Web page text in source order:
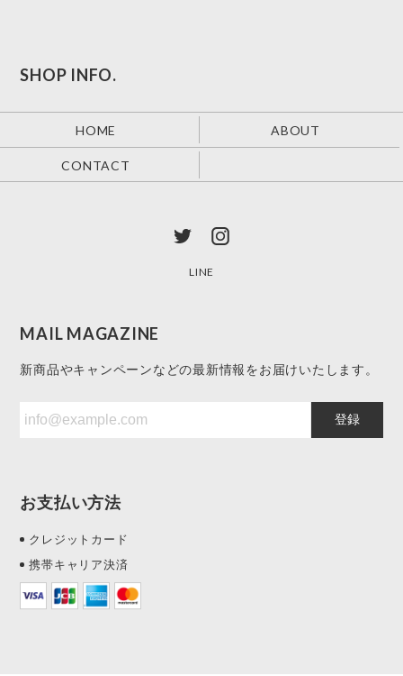
SHOP INFO.
HOME ABOUT
CONTACT
LINE
MAIL MAGAZINE
新商品やキャンペーンなどの最新情報をお届けいたします。
登録
お支払い方法
クレジットカード
携帯キャリア決済